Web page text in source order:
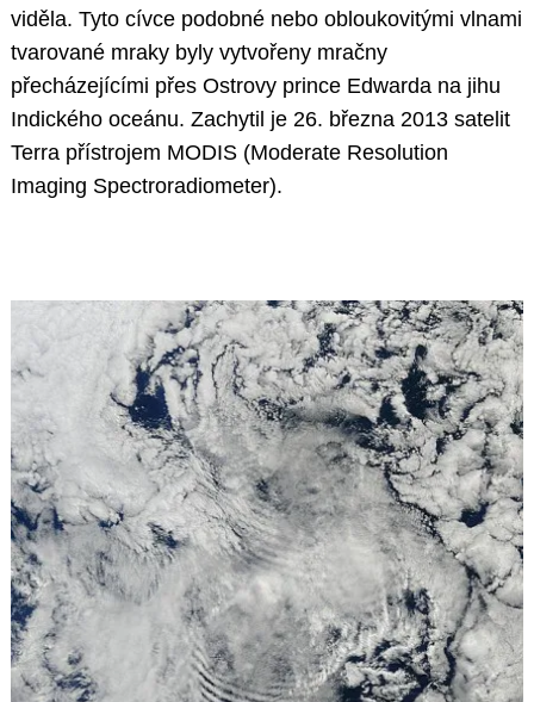
viděla. Tyto cívce podobné nebo obloukovitými vlnami
tvarované mraky byly vytvořeny mračny
přecházejícími přes Ostrovy prince Edwarda na jihu
Indického oceánu. Zachytil je 26. března 2013 satelit
Terra přístrojem MODIS (Moderate Resolution
Imaging Spectroradiometer).